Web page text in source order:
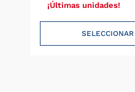
¡Últimas unidades!